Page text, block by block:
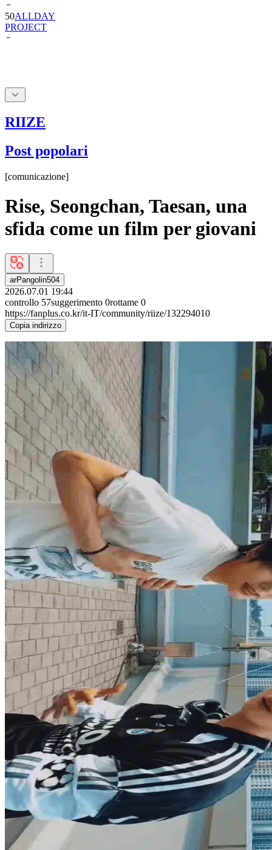
50ALLDAY
PROJECT
RIIZE
Post popolari
[comunicazione]
Rise, Seongchan, Taesan, una
sfida come un film per giovani
arPangolin504
2026.07.01 19:44
controllo 57suggerimento 0rottame 0
https://fanplus.co.kr/it-IT/community/riize/132294010
Copia indirizzo